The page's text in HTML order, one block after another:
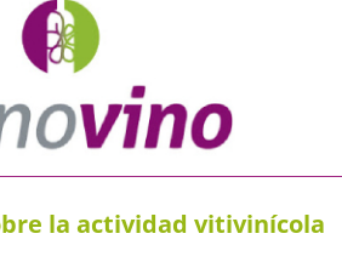
la actividad vitivinícola